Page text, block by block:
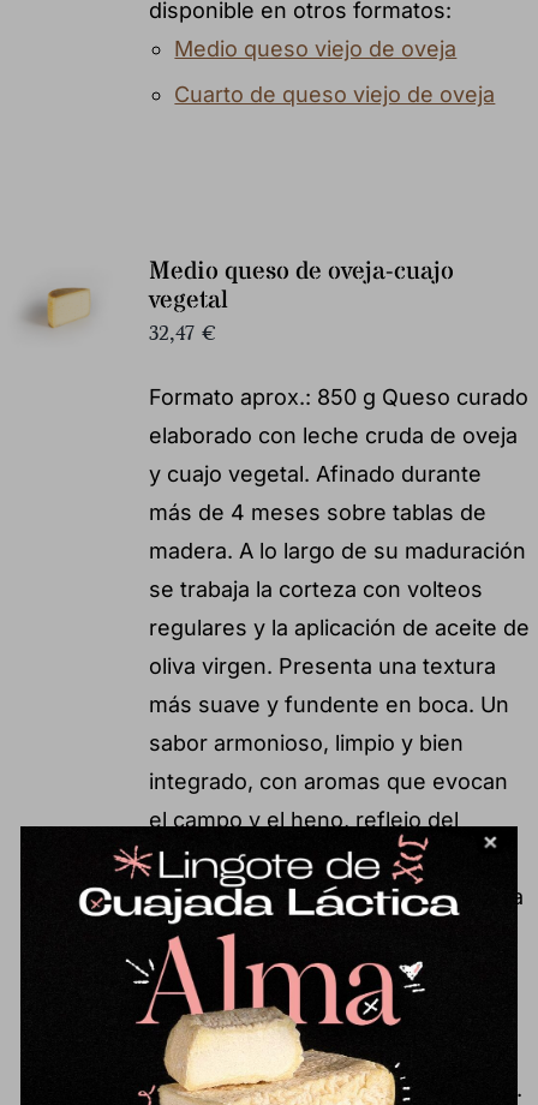
disponible en otros formatos:
Medio queso viejo de oveja
Cuarto de queso viejo de oveja
Medio queso de oveja-cuajo
vegetal
32,47 €
Formato aprox.: 850 g Queso curado
elaborado con leche cruda de oveja
y cuajo vegetal. Afinado durante
más de 4 meses sobre tablas de
madera. A lo largo de su maduración
se trabaja la corteza con volteos
regulares y la aplicación de aceite de
oliva virgen. Presenta una textura
más suave y fundente en boca. Un
sabor armonioso, limpio y bien
integrado, con aromas que evocan
el campo y el heno, reflejo del
pastoreo. Como particularidad,
encontramos recuerdos botánicos a
alcachofa o espárrago propios del
cuajo vegetal. Un formato cómodo
para disfrutar de una receta
tradicional del Valle de los
Pedroches, con carácter y tradición.